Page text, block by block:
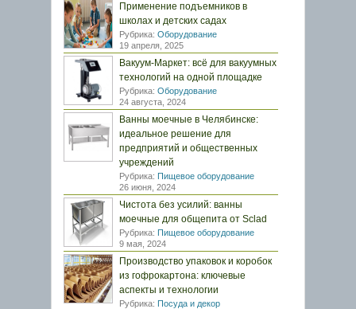
Применение подъемников в
школах и детских садах
Рубрика: Оборудование
19 апреля, 2025
Вакуум-Маркет: всё для вакуумных
технологий на одной площадке
Рубрика: Оборудование
24 августа, 2024
Ванны моечные в Челябинске:
идеальное решение для
предприятий и общественных
учреждений
Рубрика: Пищевое оборудование
26 июня, 2024
Чистота без усилий: ванны
моечные для общепита от Sclad
Рубрика: Пищевое оборудование
9 мая, 2024
Производство упаковок и коробок
из гофрокартона: ключевые
аспекты и технологии
Рубрика: Посуда и декор